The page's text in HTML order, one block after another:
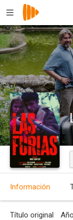
Información
Título original Año